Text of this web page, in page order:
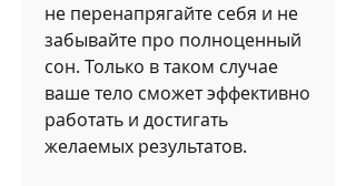
не перенапрягайте себя и не
забывайте про полноценный
сон. Только в таком случае
ваше тело сможет эффективно
работать и достигать
желаемых результатов.